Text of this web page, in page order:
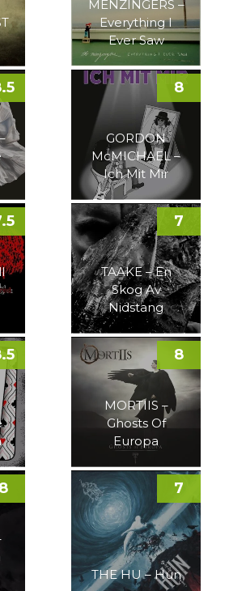
MENZINGERS –
Everything I
Ever Saw
GORDON
McMICHAEL –
Ich Mit Mir
8
TAAKE – En
Skog Av
Nidstang
7
MORTIIS –
Ghosts Of
Europa
8
8
THE HU – Hun
7